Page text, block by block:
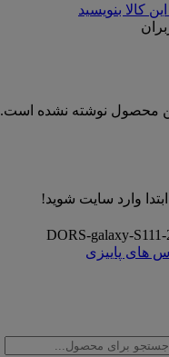
کالا بنویسید
محصول نوشته نشده است.
وارد سایت شوید!
DORS-galaxy-S111-
های پاییزی